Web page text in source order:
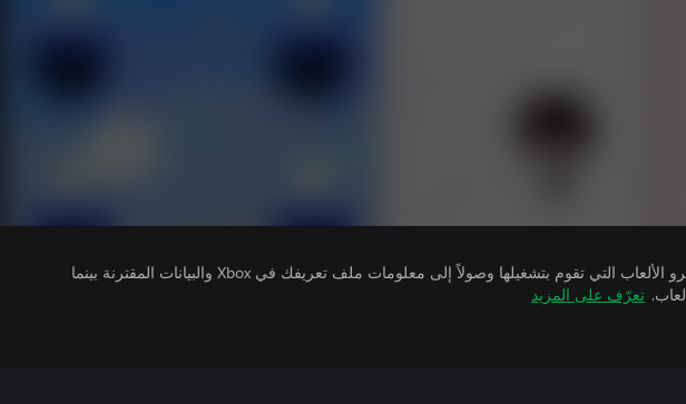
يتلقى ناشرو الألعاب التي تقوم بتشغيلها وصولاً إلى معلومات ملف تعريفك في Xbox والبيانات المقترنة بينما
تعرّف على المزيد